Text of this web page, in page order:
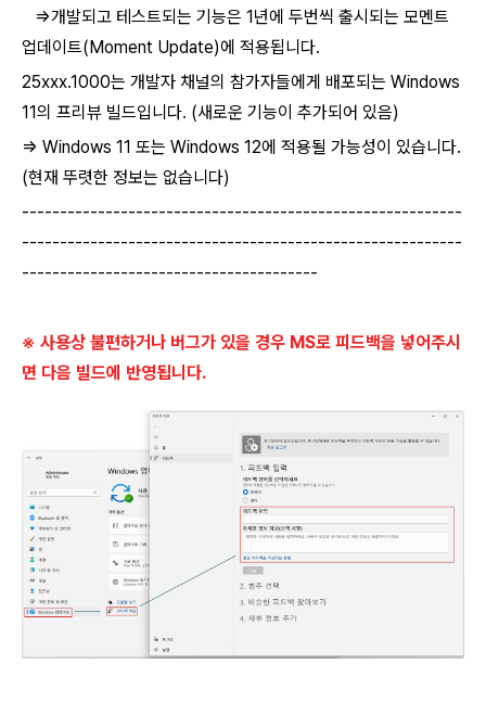
⇒개발되고 테스트되는 기능은 1년에 두번씩 출시되는 모멘트
업데이트(Moment Update)에 적용됩니다.
25xxx.1000는 개발자 채널의 참가자들에게 배포되는 Windows
11의 프리뷰 빌드입니다. (새로운 기능이 추가되어 있음)
⇒ Windows 11 또는 Windows 12에 적용될 가능성이 있습니다.
(현재 뚜렷한 정보는 없습니다)
----------------------------------------------------------
----------------------------------------------------------
---------------------------------------
※ 사용상 불편하거나 버그가 있을 경우 MS로 피드백을 넣어주시
면 다음 빌드에 반영됩니다.